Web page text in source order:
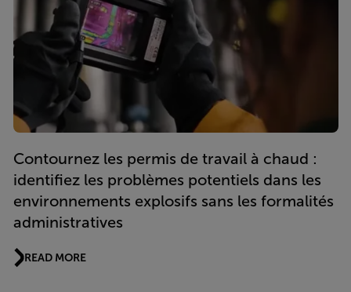
Contournez les permis de travail à chaud :
identifiez les problèmes potentiels dans les
environnements explosifs sans les formalités
administratives
READ MORE